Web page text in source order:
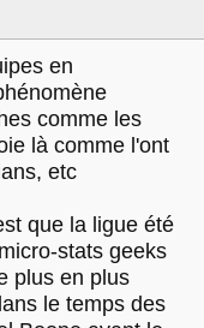
en
comme les
là comme l'ont
etc
que la ligue été
stats geeks
plus en plus
le temps des